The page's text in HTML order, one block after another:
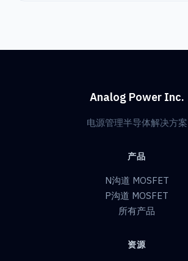
Analog Power Inc.
电源管理半导体解决方案
产品
N沟道 MOSFET
P沟道 MOSFET
所有产品
资源